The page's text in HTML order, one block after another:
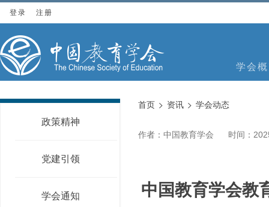
登录 注册
学会
政策精神
党建引领
学会通知
首页 资讯 学会动态
作者：中国教育学会 时间：
中国教育学会教